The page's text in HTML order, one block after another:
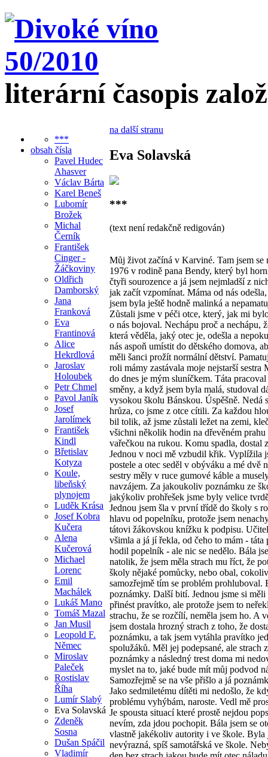
literární časopis
***
obsah čísla
Pavel Hudec
Ahasver
Václav Bárta
Karel Beneš
Lubomír
Brožek
Michal
Černík
František
Cinger -
Žáčkoviny
Oldřich
Damborský
Jana
Franková
Eva
Frantinová
Alice
Hekrdlová
Jaroslav
Holoubek
Petr Chmel
Pavol Janík
Josef
Jarolímek
František
Kindl
Břetislav
Kotyza
Koule,
libeňský
plynojem
Luděk Krása
Josef Kobra
Kučera
Alena
Kučerová
Michael
Lorenc
Emil
Machálek
Lukáš Mano
Tomáš Mazal
Jan Musil
Leopold F.
Němec
Miroslav
Paleček
Rostislav
Říha
Lumír Slabý
Eva Solavská
Zdeněk
Sosna
Dušan Spáčil
Vladimír
na další stranu
Eva Solavská
***
(text není redakčně redigován)
Můj život začíná v Karviné. Tam jsem se
1976 v rodině pana Bendy, který byl
čtyři sourozence a já jsem nejmladší z
jak začít vzpomínat. Máma od nás
jsem byla ještě hodně malinká a
Zůstali jsme v péči otce, který, jak mi
o nás bojoval. Nechápu proč a nechápu,
která věděla, jaký otec je, odešla a
nás aspoň umístit do dětského domova,
měli šanci prožít normální dětství.
roli mámy zastávala moje nejstarší sestra
do dnes je mým sluníčkem. Táta pracoval
směny, a když jsem byla malá, studoval
vysokou školu Bánskou. Úspěšně. Nedá
hrůza, co jsme z otce cítili. Za každou
bil tolik, až jsme zůstali ležet na zemi,
všichni několik hodin na dřevěném prahu
vařečkou na rukou. Komu spadla, dostal
Jednou v noci mě vzbudil křik. Vyplížila
postele a otec seděl v obýváku a mé dvě
sestry měly v ruce gumové káble a
navzájem. Za jakoukoliv poznámku ze
jakýkoliv prohřešek jsme byly velice
Jednou jsem šla v první třídě do školy s
hlavu od popelníku, protože jsem
tátovi žákovskou knížku k podpisu.
všimla a já jí řekla, od čeho to mám - táta
hodil popelník - ale nic se nedělo. Bála
natolik, že jsem měla strach mu říct, že
školy nějaké pomůcky, nebo obal,
samozřejmě tím se problém prohluboval.
poznámky. Další bití. Jednou jsme si
přinést pravítko, ale protože jsem to
strachu, že se rozčílí, neměla jsem ho. A
jsem dostala hrozný strach z toho, že
poznámku, a tak jsem vytáhla pravítko
spolužáků. Měl jej podepsané, ale strach z
poznámky a následný trest doma mi
myslet na to, jaké bude mít můj podvod
Samozřejmě se na vše přišlo a já
Jako sedmiletému dítěti mi nedošlo, že
problému vyhýbám, naroste. Vedl mě
Je spousta situací které prostě nejdou
nevím, zda jdou pochopit. Bála jsem se
vlastně jakékoliv autority i ve škole. Byla
nevýrazná, spíš samotářská ve škole.